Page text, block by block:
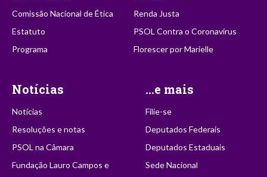
Comissão Nacional de Ética
Estatuto
Programa
Renda Justa
PSOL Contra o Coronavírus
Florescer por Marielle
Notícias
Notícias
Resoluções e notas
PSOL na Câmara
Fundação Lauro Campos e
...e mais
Filie-se
Deputados Federais
Deputados Estaduais
Sede Nacional